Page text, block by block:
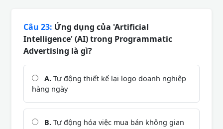
Câu 23: Ứng dụng của 'Artificial
Intelligence' (AI) trong Programmatic
Advertising là gì?
A. Tự động thiết kế lại logo doanh nghiệp
hàng ngày
B. Tự động hóa việc mua bán không gian